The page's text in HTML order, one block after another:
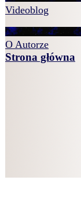
Videoblog
O Autorze
Strona główna